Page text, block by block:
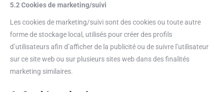
5.2 Cookies de marketing/suivi
Les cookies de marketing/suivi sont des cookies ou toute autre
forme de stockage local, utilisés pour créer des profils
d’utilisateurs afin d’afficher de la publicité ou de suivre l’utilisateur
sur ce site web ou sur plusieurs sites web dans des finalités
marketing similaires.